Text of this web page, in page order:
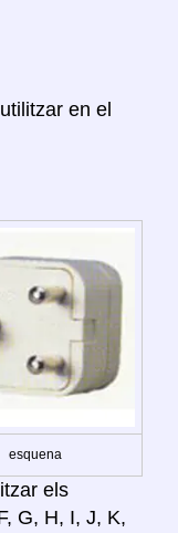
en el
esquena
els
G, H, I, J, K,